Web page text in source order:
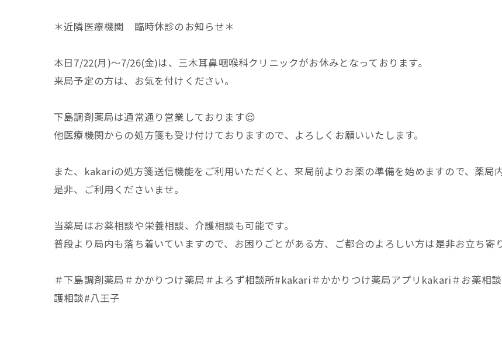
＊近隣医療機関 臨時休診のお知らせ＊
本日7/22(月)～7/26(金)は、三木耳鼻咽喉科クリニックがお休みとなっております。
来局予定の方は、お気を付けください。
下島調剤薬局は通常通り営業しております😌
他医療機関からの処方箋も受け付けておりますので、よろしくお願いいたします。
また、kakariの処方箋送信機能をご利用いただくと、来局前よりお薬の準備を始めますので、薬局
是非、ご利用くださいませ。
当薬局はお薬相談や栄養相談、介護相談も可能です。
普段より局内も落ち着いていますので、お困りごとがある方、ご都合のよろしい方は是非お立ち寄
＃下島調剤薬局＃かかりつけ薬局＃よろず相談所#kakari＃かかりつけ薬局アプリkakari＃お薬相
護相談#八王子